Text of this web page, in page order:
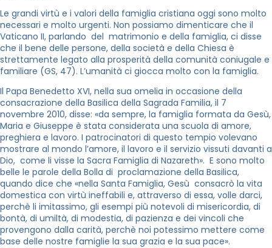
Le grandi virtù e i valori della famiglia cristiana oggi sono molto
necessari e molto urgenti. Non possiamo dimenticare che il
Vaticano II, parlando del matrimonio e della famiglia, ci disse
che il bene delle persone, della società e della Chiesa è
strettamente legato alla prosperità della comunità coniugale e
familiare (GS, 47). L’umanità ci giocca molto con la famiglia.
Il Papa Benedetto XVI, nella sua omelia in occasione della
consacrazione della Basilica della Sagrada Familia, il 7
novembre 2010, disse: «da sempre, la famiglia formata da Gesù,
Maria e Giuseppe è stata considerata una scuola di amore,
preghiera e lavoro. I patrocinatori di questo tempio volevano
mostrare al mondo l’amore, il lavoro e il servizio vissuti davanti a
Dio, come li visse la Sacra Famiglia di Nazareth». E sono molto
belle le parole della Bolla di proclamazione della Basilica,
quando dice che «nella Santa Famiglia, Gesù consacrò la vita
domestica con virtù ineffabili e, attraverso di essa, volle darci,
perchè li imitassimo, gli esempi più notevoli di misericordia, di
bontà, di umiltà, di modestia, di pazienza e dei vincoli che
provengono dalla carità, perchè noi potessimo mettere come
base delle nostre famiglie la sua grazia e la sua pace».